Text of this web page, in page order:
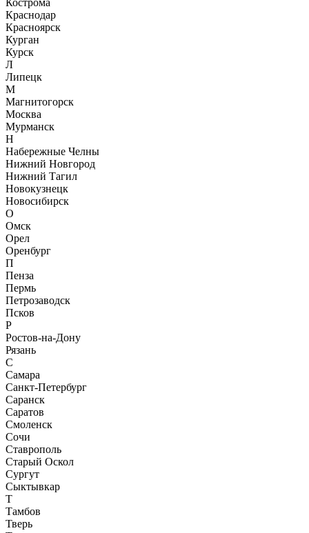
Кострома
Краснодар
Красноярск
Курган
Курск
Л
Липецк
М
Магнитогорск
Москва
Мурманск
Н
Набережные Челны
Нижний Новгород
Нижний Тагил
Новокузнецк
Новосибирск
О
Омск
Орел
Оренбург
П
Пенза
Пермь
Петрозаводск
Псков
Р
Ростов-на-Дону
Рязань
С
Самара
Санкт-Петербург
Саранск
Саратов
Смоленск
Сочи
Ставрополь
Старый Оскол
Сургут
Сыктывкар
Т
Тамбов
Тверь